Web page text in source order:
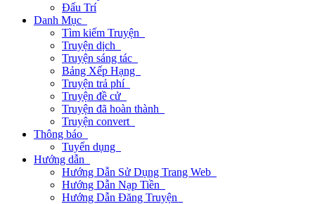
Đấu Trí
Danh Mục
Tìm kiếm Truyện
Truyện dịch
Truyện sáng tác
Bảng Xếp Hạng
Truyện trả phí
Truyện đề cử
Truyện đã hoàn thành
Truyện convert
Thông báo
Tuyển dụng
Hướng dẫn
Hướng Dẫn Sử Dụng Trang Web
Hướng Dẫn Nạp Tiền
Hướng Dẫn Đăng Truyện